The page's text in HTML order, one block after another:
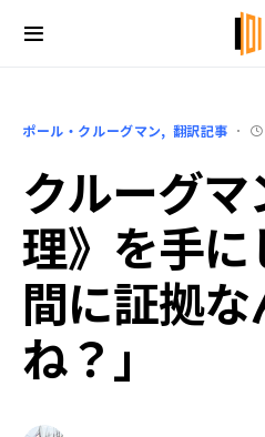
ポール・クルーグマン 翻訳記事
クルーグ
理》を手
間に証拠
ね？」